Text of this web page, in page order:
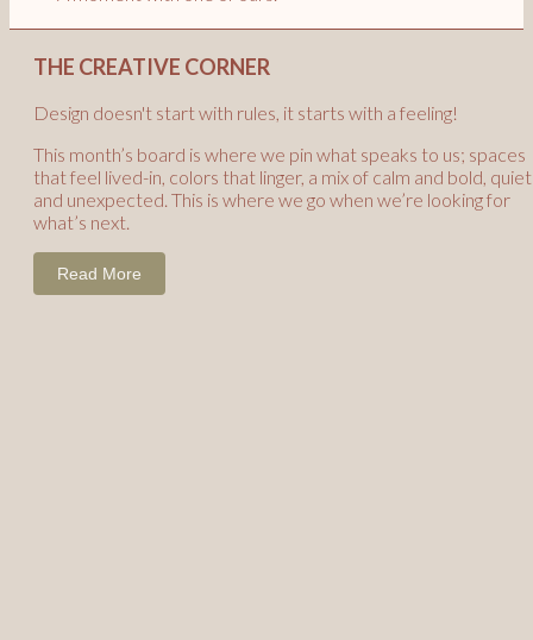
THE CREATIVE CORNER
Design doesn't start with rules, it starts with a
This month’s board is where we pin what speaks to
that feel lived-in, colors that linger, a mix of calm and
and unexpected. This is where we go when we’re
what’s next.
Read More